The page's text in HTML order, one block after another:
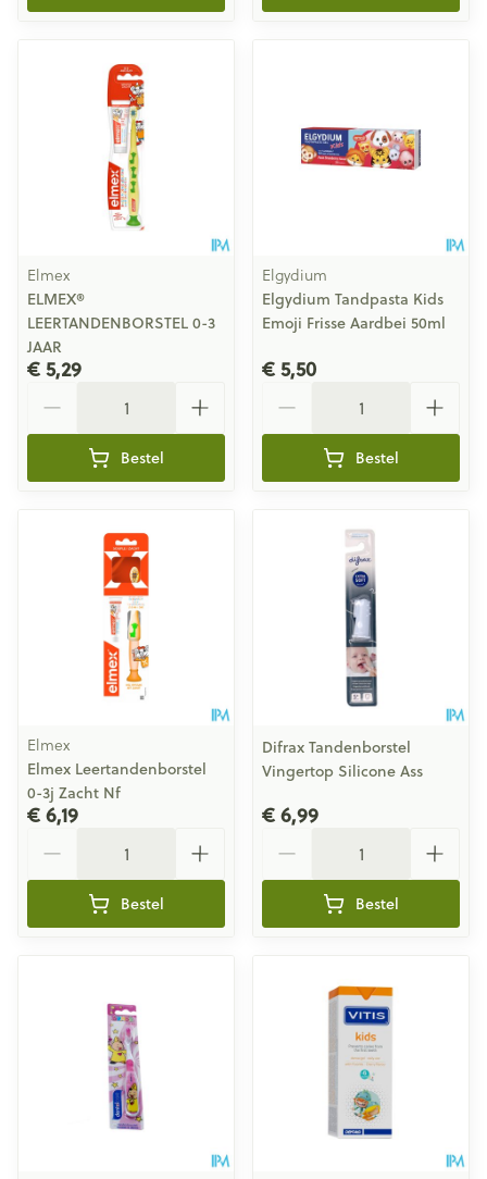
Elmex
ELMEX®
LEERTANDENBORSTEL 0-3
JAAR
€ 5,29
Bestel
Elgydium
Elgydium Tandpasta Kids
Emoji Frisse Aardbei 50ml
€ 5,50
Bestel
Elmex
Elmex Leertandenborstel
0-3j Zacht Nf
€ 6,19
Bestel
Difrax Tandenborstel
Vingertop Silicone Ass
€ 6,99
Bestel